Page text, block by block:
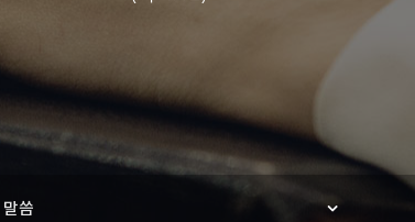
말씀